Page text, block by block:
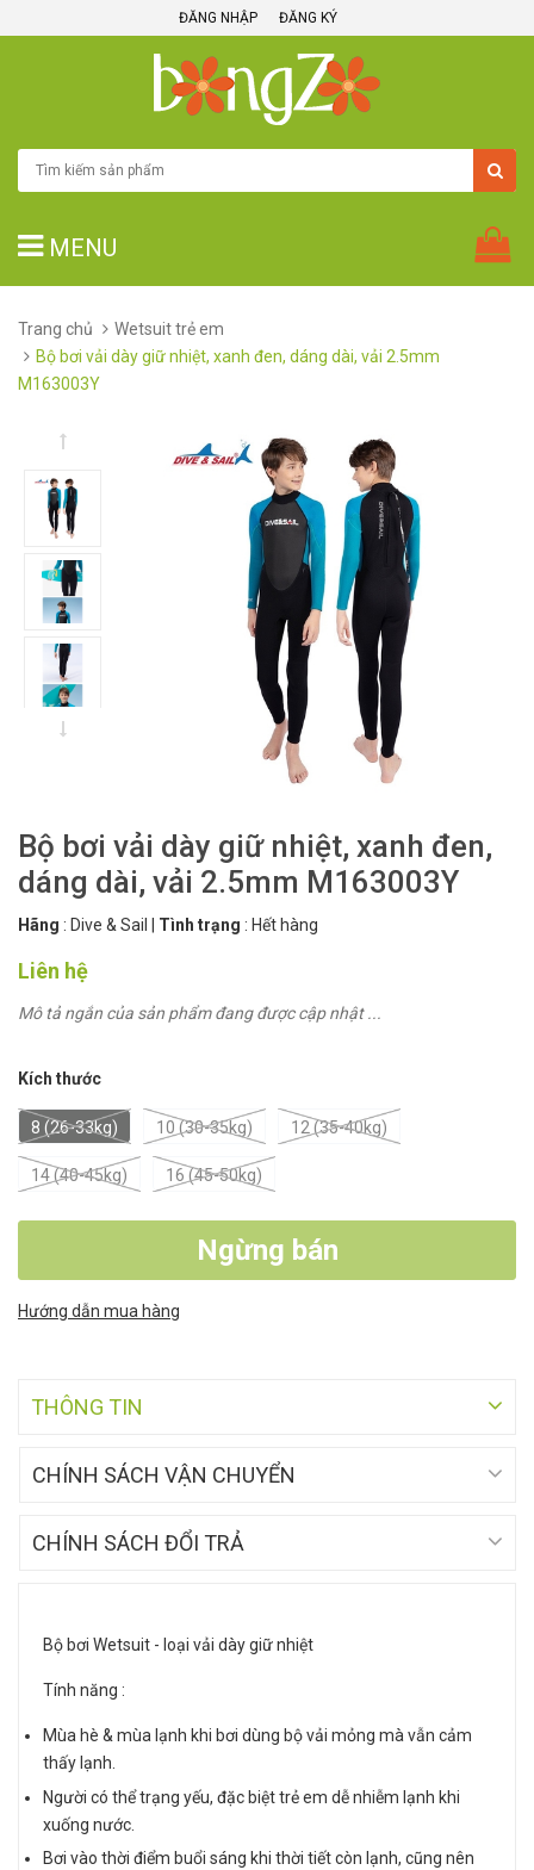
ĐĂNG NHẬP ĐĂNG KÝ
MENU
Trang chủ
Wetsuit trẻ em
Bộ bơi vải dày giữ nhiệt, xanh đen, dáng dài, vải 2.5mm
M163003Y
Bộ bơi vải dày giữ nhiệt, xanh đen,
dáng dài, vải 2.5mm M163003Y
Hãng : Dive & Sail Tình trạng : Hết hàng
Liên hệ
Mô tả ngắn của sản phẩm đang được cập nhật ...
Kích thước
8 (26-33kg) 10 (30-35kg) 12 (35-40kg)
14 (40-45kg) 16 (45-50kg)
Ngừng bán
Hướng dẫn mua hàng
THÔNG TIN
CHÍNH SÁCH VẬN CHUYỂN
CHÍNH SÁCH ĐỔI TRẢ
Bộ bơi Wetsuit - loại vải dày giữ nhiệt
Tính năng :
Mùa hè & mùa lạnh khi bơi dùng bộ vải mỏng mà vẫn cảm
thấy lạnh.
Người có thể trạng yếu, đặc biệt trẻ em dễ nhiễm lạnh khi
xuống nước.
Bơi vào thời điểm buổi sáng khi thời tiết còn lạnh, cũng nên